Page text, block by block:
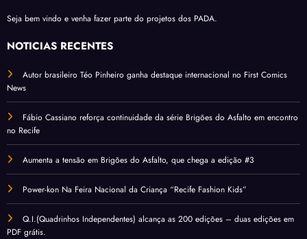
Seja bem vindo e venha fazer parte do projetos dos PADA.
NOTÍCIAS RECENTES
Autor brasileiro Téo Pinheiro ganha destaque internacional no First Comics
News
Fábio Cassiano reforça continuidade da série Brigões do Asfalto em encontro
no Recife
Aumenta a tensão em Brigões do Asfalto, que chega a edição #3
Power-kon Na Feira Nacional da Criança “Recife Fashion Kids”
Q.I.(Quadrinhos Independentes) alcança as 200 edições – duas edições em
PDF grátis.